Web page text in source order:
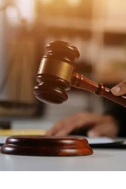
は勝てない？評判・口
になるね。まあ昔のこ
メージは良くないよね
は勝てない？評判・
てけっこう珍しい。